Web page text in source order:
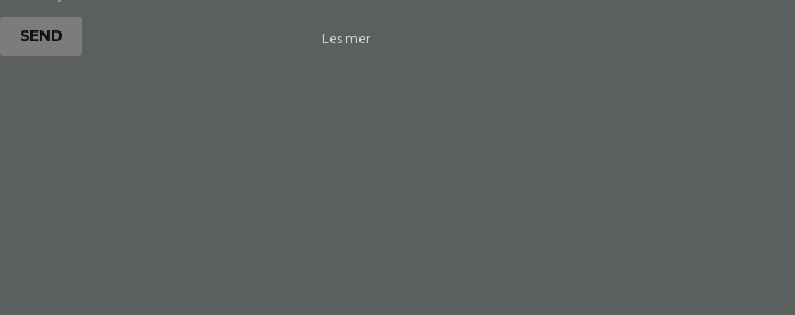
Les mer